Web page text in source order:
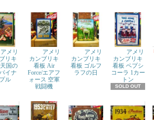
アメリ
リキ
国の
イナ
ル
アメリ
カンブリキ
看板 Air
Force/エアフ
ォース 空軍
戦闘機
アメリ
カンブリキ
看板 ゴルフ
ラフの日
アメリ
カンブリキ
看板 ペプシ
コーラ 1カー
トン
SOLD OUT